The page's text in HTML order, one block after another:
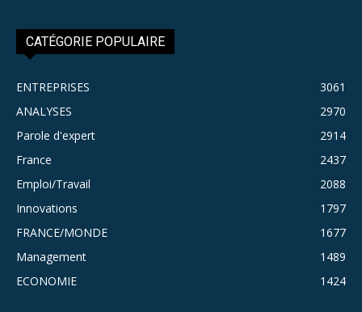
CATÉGORIE POPULAIRE
ENTREPRISES
3061
ANALYSES
2970
Parole d'expert
2914
France
2437
Emploi/Travail
2088
Innovations
1797
FRANCE/MONDE
1677
Management
1489
ECONOMIE
1424